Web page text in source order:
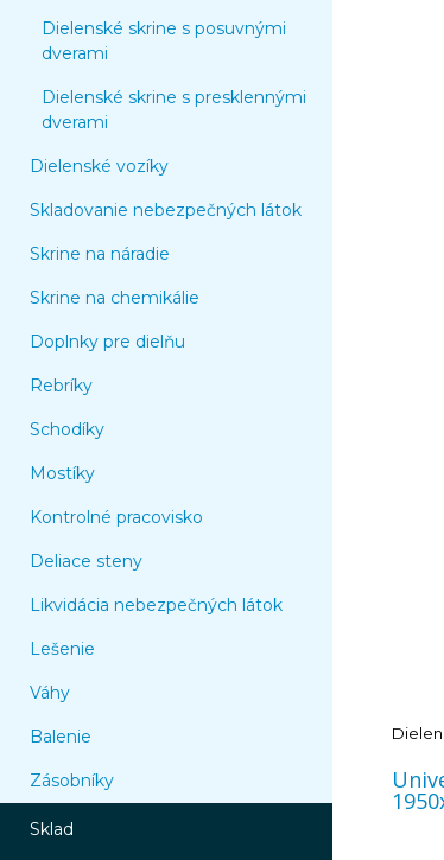
Dielenské skrine s posuvnými
dverami
Dielenské skrine s presklennými
dverami
Dielenské vozíky
Skladovanie nebezpečných látok
Skrine na náradie
Skrine na chemikálie
Doplnky pre dielňu
Rebríky
Schodíky
Mostíky
Kontrolné pracovisko
Deliace steny
Likvidácia nebezpečných látok
Lešenie
Váhy
Balenie
Zásobníky
Sklad